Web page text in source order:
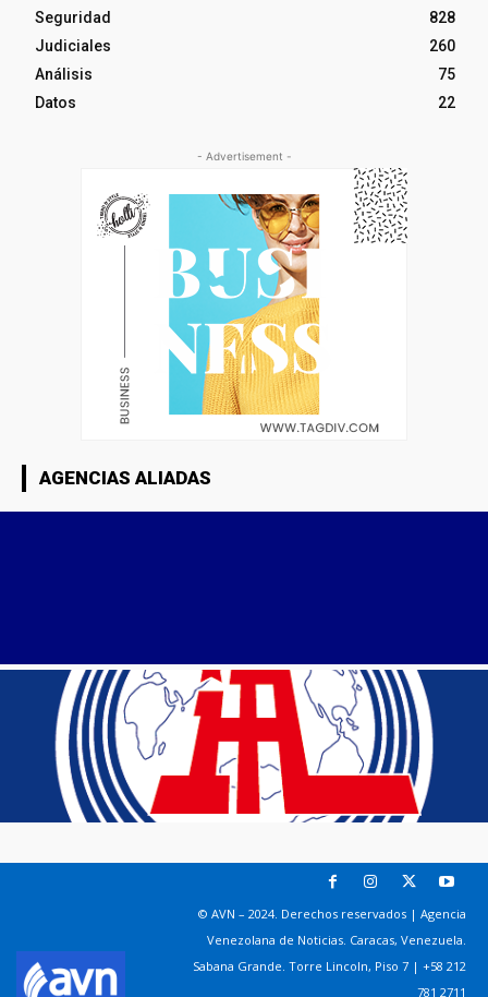
Seguridad
828
Judiciales
260
Análisis
75
Datos
22
- Advertisement -
AGENCIAS ALIADAS
© AVN – 2024. Derechos reservados | Agencia
Venezolana de Noticias. Caracas, Venezuela.
Sabana Grande. Torre Lincoln, Piso 7 | +58 212
781 2711